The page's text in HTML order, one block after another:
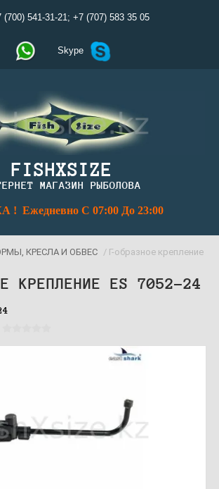
(700) 541-31-21; +7 (707) 583 35 05
Skype
FISHXSIZE
МАГАЗИН РЫБОЛОВА
Ежедневно С 07:00 До 23:00
КРЕСЛА И ОБВЕС
/ Г-образное крепление
КРЕПЛЕНИЕ ES 7052-24